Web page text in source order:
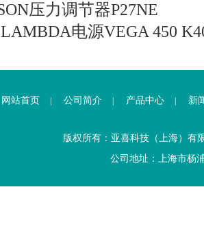
压力调节器P27NE
电源VEGA 450
网站首页 公司简介 产品中心 新
版权所有：亚喜科技（上海）
公司地址：上海市杨